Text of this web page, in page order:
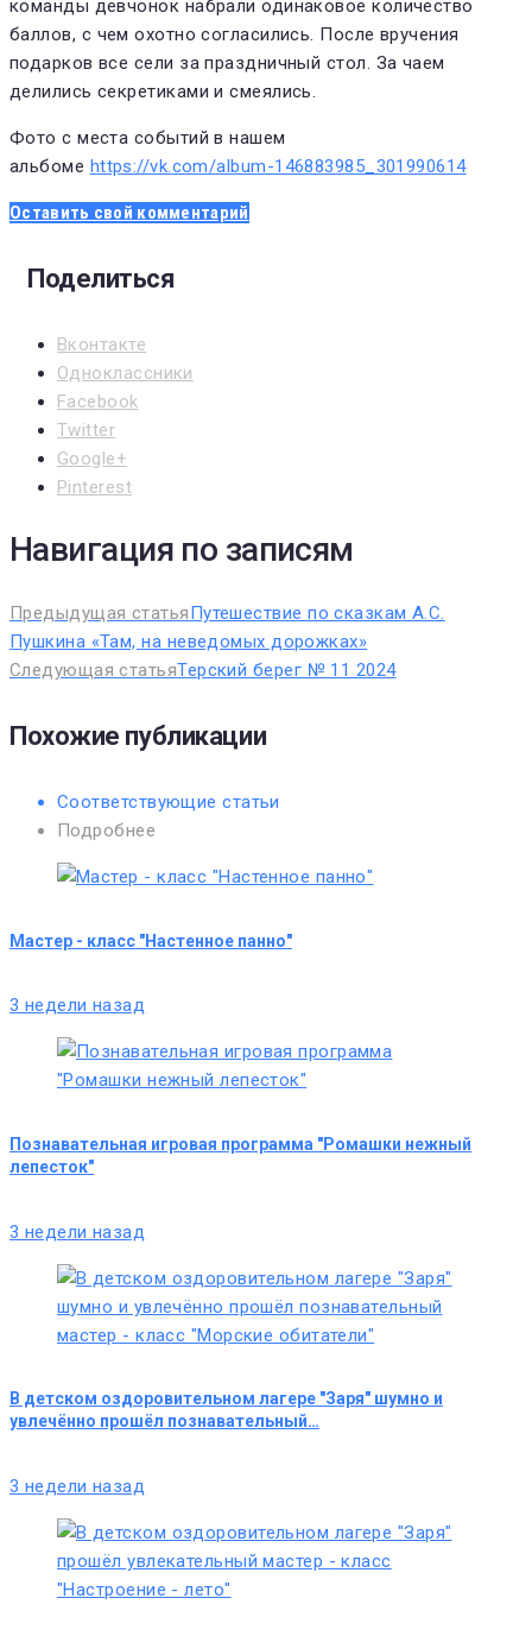
команды девчонок набрали одинаковое количество
баллов, с чем охотно согласились. После вручения
подарков все сели за праздничный стол. За чаем
делились секретиками и смеялись.
Фото с места событий в нашем
альбоме https://vk.com/album-146883985_301990614
Оставить свой комментарий
Поделиться
Вконтакте
Одноклассники
Facebook
Twitter
Google+
Pinterest
Навигация по записям
Предыдущая статьяПутешествие по сказкам А.С.
Пушкина «Там, на неведомых дорожках»
Следующая статьяТерский берег № 11 2024
Похожие публикации
Соответствующие статьи
Подробнее
Мастер - класс "Настенное панно"
3 недели назад
Познавательная игровая программа "Ромашки нежный
лепесток"
3 недели назад
В детском оздоровительном лагере "Заря" шумно и
увлечённо прошёл познавательный…
3 недели назад